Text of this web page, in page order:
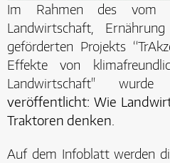
Im Rahmen des vom
Landwirtschaft,
geförderten Projekts
Effekte von
Landwirtschaft"
veröffentlicht: Wie
Traktoren denken.
Auf dem Infoblatt werden